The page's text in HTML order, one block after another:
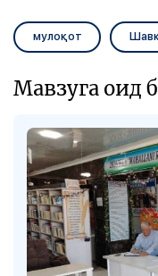
мулоқот
Мавзуга оид